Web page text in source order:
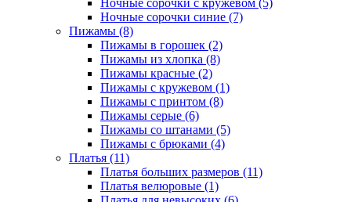
Ночные сорочки с кружевом (5)
Ночные сорочки синие (7)
Пижамы (8)
Пижамы в горошек (2)
Пижамы из хлопка (8)
Пижамы красные (2)
Пижамы с кружевом (1)
Пижамы с принтом (8)
Пижамы серые (6)
Пижамы со штанами (5)
Пижамы с брюками (4)
Платья (11)
Платья больших размеров (11)
Платья велюровые (1)